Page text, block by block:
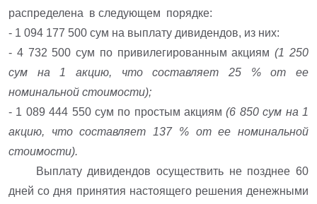
распределена в следующем порядке:
- 1 094 177 500 сум на выплату дивидендов, из них:
- 4 732 500 сум по привилегированным акциям(1 250
сум на 1 акцию, что составляет 25 % от ее
номинальной стоимости);
- 1 089 444 550 сум по простым акциям(6 850 сум на 1
акцию, что составляет 137 % от ее номинальной
стоимости).
Выплату дивидендов осуществить не позднее 60
дней со дня принятия настоящего решения денежными